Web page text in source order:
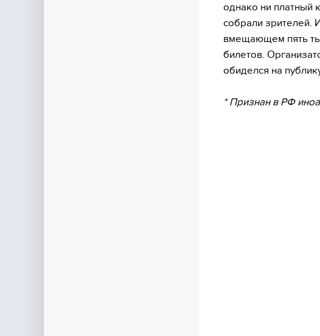
однако ни платный
собрали зрителей.
вмещающем пять
билетов.
обиделся на
* Признан в РФ